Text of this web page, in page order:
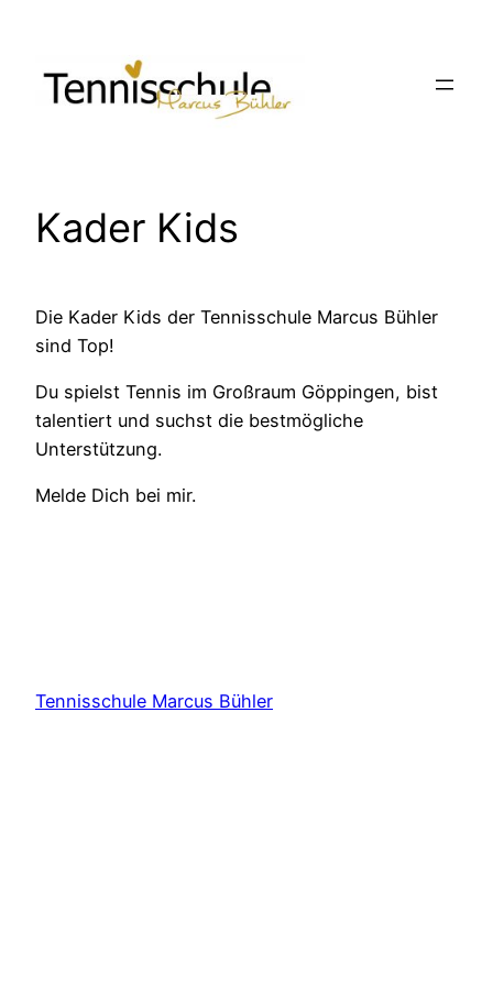
springen
Kader Kids
Die Kader Kids der Tennisschule Marcus Bühler
sind Top!
Du spielst Tennis im Großraum Göppingen, bist
talentiert und suchst die bestmögliche
Unterstützung.
Melde Dich bei mir.
Tennisschule Marcus Bühler